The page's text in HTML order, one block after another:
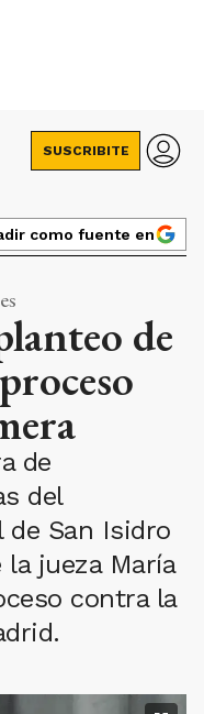
SUSCRIBITE
como fuente en
de
de
del
de San Isidro
jueza María
contra la